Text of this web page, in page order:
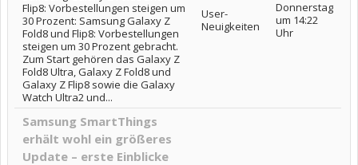
Flip8: Vorbestellungen steigen um
30 Prozent: Samsung Galaxy Z
Fold8 und Flip8: Vorbestellungen
steigen um 30 Prozent gebracht.
Zum Start gehören das Galaxy Z
Fold8 Ultra, Galaxy Z Fold8 und
Galaxy Z Flip8 sowie die Galaxy
Watch Ultra2 und...
User-
Neuigkeiten
Donnerstag
um 14:22
Uhr
Samsung SmartThings
erhält wohl ein größeres
Update – erste Einblicke